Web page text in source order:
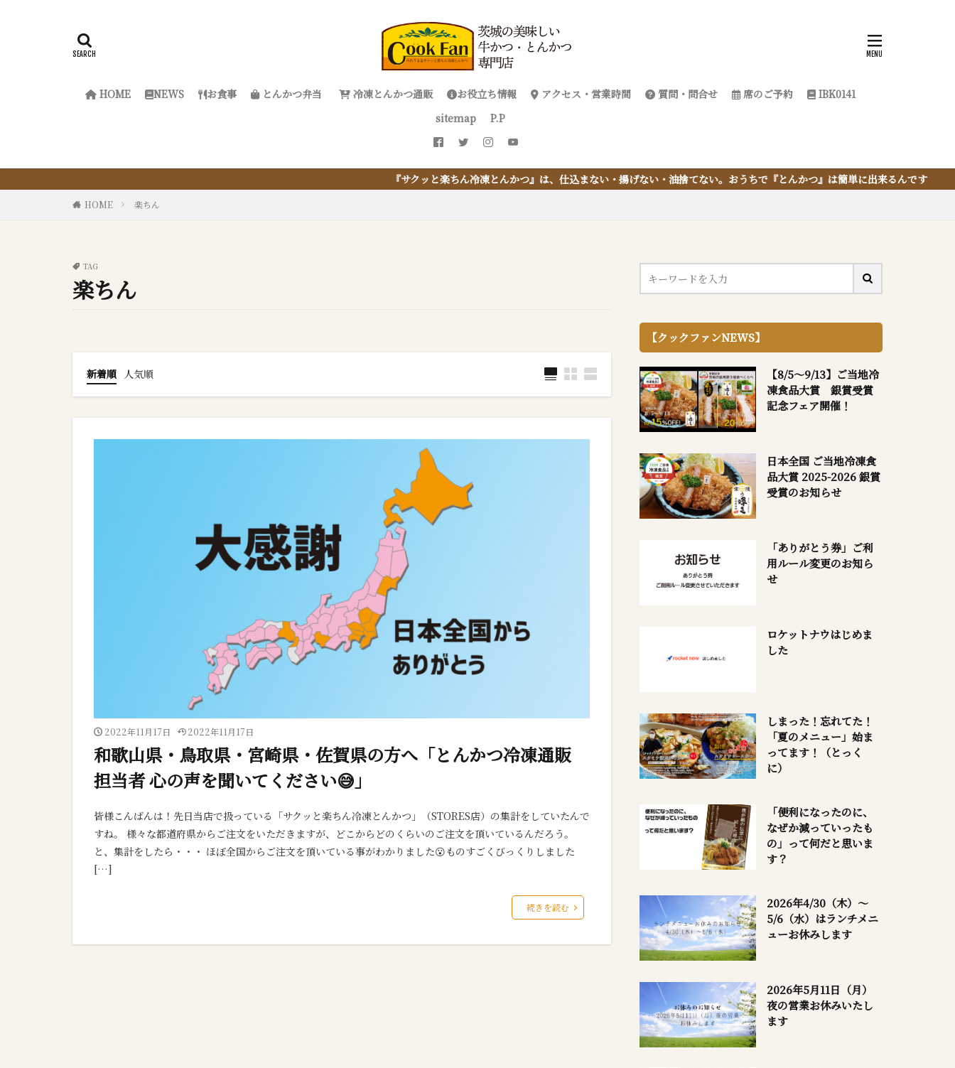
HOME NEWS お食事 とんかつ弁当 冷凍とんかつ通販 お役立ち情報 アクセス・営業時間 質問・問合せ 席のご予約
IBK0141
sitemap
P.P
『サクッと楽ちん冷凍とんかつ』は、仕込まない・揚げない・油捨てない。おうちで『とんかつ』は簡単に出来るんです
HOME 楽ちん
TAG
楽ちん
新着順 人気順
2022年11月17日 2022年11月17日
和歌山県・鳥取県・宮崎県・佐賀県の方へ「とんかつ冷凍通販
担当者 心の声を聞いてください😅」
皆様こんばんは！先日当店で扱っている「サクッと楽ちん冷凍とんかつ」（STORES店）の集計をしていたんで
すね。 様々な都道府県からご注文をいただきますが、どこからどのくらいのご注文を頂いているんだろう。
と、集計をしたら・・・ ほぼ全国からご注文を頂いている事がわかりました😮ものすごくびっくりしました
[…]
続きを読む
【クックファンNEWS】
【8/5～9/13】ご当地冷
凍食品大賞 銀賞受賞
記念フェア開催！
日本全国 ご当地冷凍食
品大賞 2025-2026 銀賞
受賞のお知らせ
「ありがとう券」ご利
用ルール変更のお知ら
せ
ロケットナウはじめま
した
しまった！忘れてた！
「夏のメニュー」始ま
ってます！（とっく
に）
「便利になったのに、
なぜか減っていったも
の」って何だと思いま
す？
2026年4/30（木）～
5/6（水）はランチメニ
ューお休みします
2026年5月11日（月）
夜の営業お休みいたし
ます